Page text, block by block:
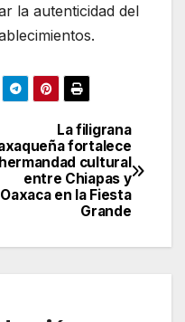
la autenticidad del
La filigrana
fortalece
cultural
entre Chiapas y
Oaxaca en la Fiesta
Grande